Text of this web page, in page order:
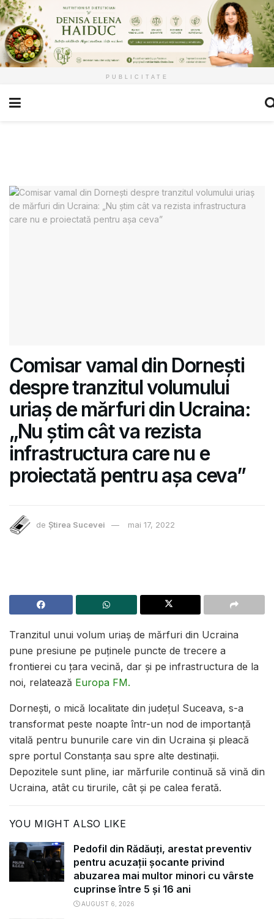
PUBLICITATE
Comisar vamal din Dornești
despre tranzitul volumului
uriaș de mărfuri din Ucraina:
„Nu știm cât va rezista
infrastructura care nu e
proiectată pentru așa ceva”
de Știrea Sucevei mai 17, 2022
Tranzitul unui volum uriaș de mărfuri din Ucraina
pune presiune pe puținele puncte de trecere a
frontierei cu țara vecină, dar și pe infrastructura de la
noi, relatează Europa FM.
Dornești, o mică localitate din județul Suceava, s-a
transformat peste noapte într-un nod de importanță
vitală pentru bunurile care vin din Ucraina și pleacă
spre portul Constanța sau spre alte destinații.
Depozitele sunt pline, iar mărfurile continuă să vină din
Ucraina, atât cu tirurile, cât și pe calea ferată.
YOU MIGHT ALSO LIKE
Pedofil din Rădăuți, arestat preventiv
pentru acuzații șocante privind
abuzarea mai multor minori cu vârste
cuprinse între 5 și 16 ani
AUGUST 6, 2026